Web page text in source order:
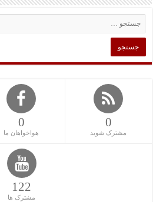
0
مشترک شوید
0
هواخواهان ما
122
مشترک ها